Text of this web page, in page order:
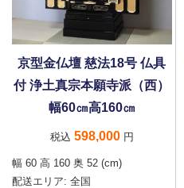
京型金仏壇 慈法18号 仏具
付 浄土真宗本願寺派（西）
幅60㎝高160㎝
税込 598,000円
幅 60 高 160 奥 52 (cm)
配送エリア: 全国